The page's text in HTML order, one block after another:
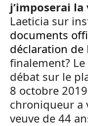
j’imposerai
Laeticia sur
documents
déclaration de
finalement?
débat sur le
8 octobre
chroniqueur a
veuve de 44